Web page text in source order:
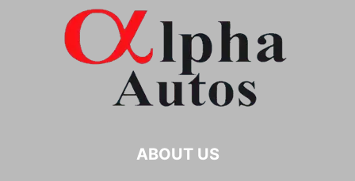
ABOUT US